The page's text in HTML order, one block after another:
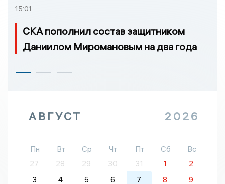
15:01
СКА пополнил состав защитником
Даниилом Миромановым на два года
АВГУСТ 2026
Пн Вт Ср Чт Пт Сб
Вс
27
28 29 30 31 1
2
3
4 5 6 7 8 9